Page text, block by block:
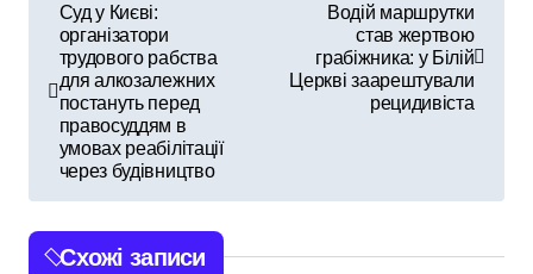
в
г
а
Суд у Києві:
організатори
трудового рабства
для алкозалежних
постануть перед
правосуддям в
умовах реабілітації
через будівництво
Водій маршрутки
став жертвою
грабіжника: у Білій
Церкві заарештували
рецидивіста
Схожі записи